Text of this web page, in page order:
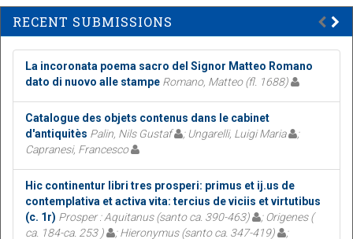
RECENT SUBMISSIONS
La incoronata poema sacro del Signor Matteo Romano
dato di nuovo alle stampe Romano, Matteo (fl. 1688)
Catalogue des objets contenus dans le cabinet
d'antiquitès Palin, Nils Gustaf ; Ungarelli, Luigi Maria
;
Capranesi, Francesco
Hic continentur libri tres prosperi: primus et ij.us de
contemplativa et activa vita: tercius de viciis et virtutibus
(c. 1r) Prosper : Aquitanus (santo ca. 390-463)
; Origenes (
ca. 184-ca. 253 )
; Hieronymus (santo ca. 347-419)
;